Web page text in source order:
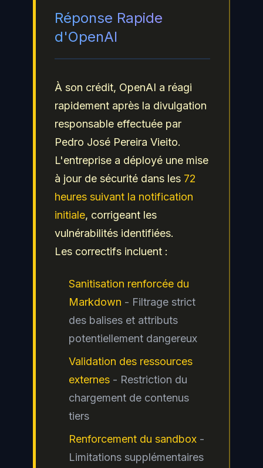
Réponse Rapide
d'OpenAI
À son crédit, OpenAI a réagi
rapidement après la divulgation
responsable effectuée par
Pedro José Pereira Vieito.
L'entreprise a déployé une mise
à jour de sécurité dans les 72
heures suivant la notification
initiale, corrigeant les
vulnérabilités identifiées.
Les correctifs incluent :
Sanitisation renforcée du
Markdown - Filtrage strict
des balises et attributs
potentiellement dangereux
Validation des ressources
externes - Restriction du
chargement de contenus
tiers
Renforcement du sandbox -
Limitations supplémentaires